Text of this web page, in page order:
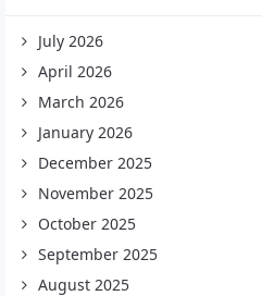
July 2026
April 2026
March 2026
January 2026
December 2025
November 2025
October 2025
September 2025
August 2025